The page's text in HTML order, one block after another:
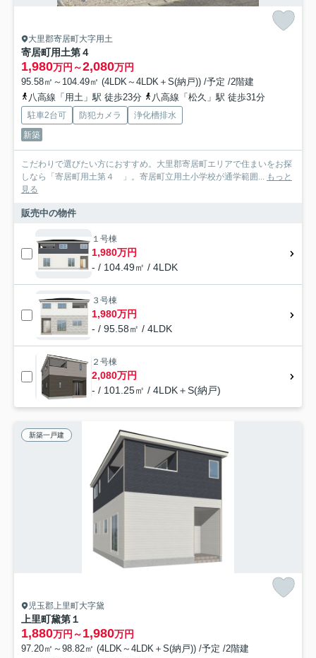
大里郡寄居町大字用土
寄居町用土第４
1,980万円～2,080万円
95.58㎡～104.49㎡ (4LDK～4LDK＋S(納戸)) /予定 /2階建
八高線「用土」駅 徒歩23分
八高線「松久」駅 徒歩31分
駐車2台可 防犯カメラ
浄化槽排水
新築
こだわりで選びたい方におすすめ。大里郡寄居町エリアで住まいをお探
しなら「寄居町用土第４ 」。寄居町立用土小学校が通学範囲... もっと
見る
販売中の物件
１号棟
1,980万円
- / 104.49㎡ / 4LDK
３号棟
1,980万円
- / 95.58㎡ / 4LDK
２号棟
2,080万円
- / 101.25㎡ / 4LDK＋S(納戸)
新築一戸建
児玉郡上里町大字黛
上里町黛第１
1,880万円～1,980万円
97.20㎡～98.82㎡ (4LDK～4LDK＋S(納戸)) /予定 /2階建